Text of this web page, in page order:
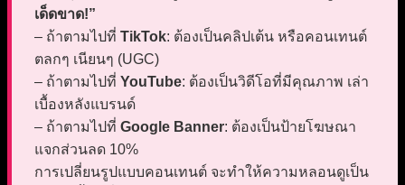
เด็ดขาด!”
– ถ้าตามไปที่ TikTok: ต้องเป็นคลิปเต้น หรือคอนเทนต์
ตลกๆ เนียนๆ (UGC)
– ถ้าตามไปที่ YouTube: ต้องเป็นวิดีโอที่มีคุณภาพ เล่า
เบื้องหลังแบรนด์
– ถ้าตามไปที่ Google Banner: ต้องเป็นป้ายโฆษณา
แจกส่วนลด 10%
การเปลี่ยนรูปแบบคอนเทนต์ จะทำให้ความหลอนดูเป็น